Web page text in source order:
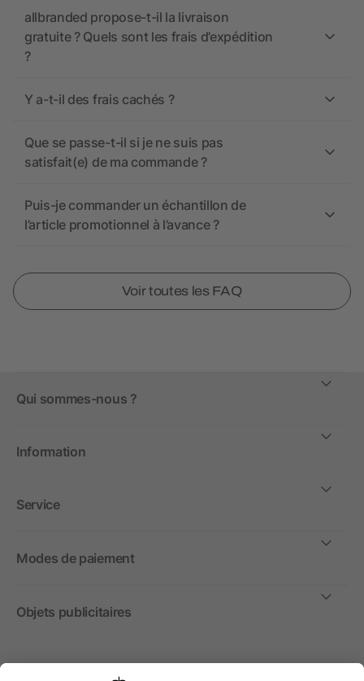
allbranded propose-t-il la livraison
gratuite ? Quels sont les frais d’expédition
?
Y a-t-il des frais cachés ?
Que se passe-t-il si je ne suis pas
satisfait(e) de ma commande ?
Puis-je commander un échantillon de
l’article promotionnel à l’avance ?
Voir toutes les FAQ
Qui sommes-nous ?
Information
Service
Modes de paiement
Objets publicitaires